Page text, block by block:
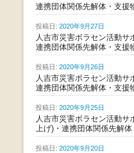
連携団体関係先解体・支援
投稿日: 2020年9月27日
人吉市災害ボラセン活動サ
連携団体関係先解体・支援
投稿日: 2020年9月26日
人吉市災害ボラセン活動サ
連携団体関係先解体・支援
投稿日: 2020年9月25日
人吉市災害ボラセン活動サ
上げ)・連携団体関係先解
投稿日: 2020年9月20日